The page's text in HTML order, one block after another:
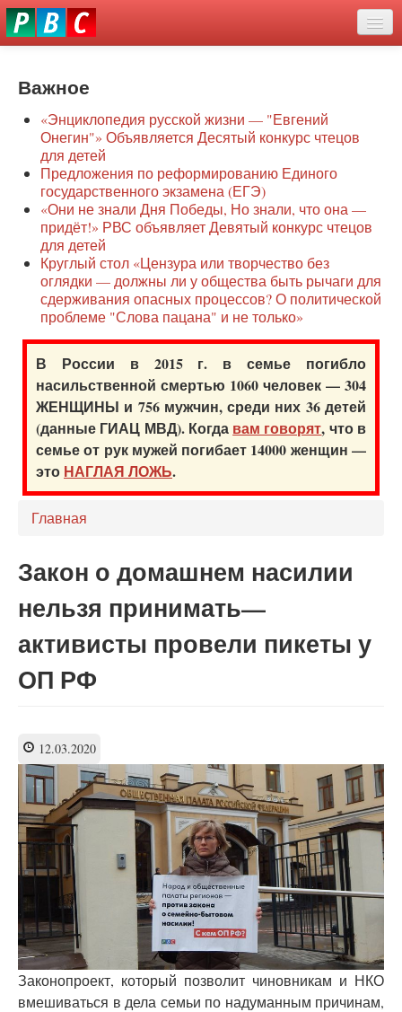
Перейти
к
О нас
Защита семей
Образование
Наше сопротивление
Регионы
Видео
Важное
«Энциклопедия русской жизни — "Евгений
Онегин"» Объявляется Десятый конкурс чтецов
для детей
Предложения по реформированию Единого
государственного экзамена (ЕГЭ)
«Они не знали Дня Победы, Но знали, что она —
придёт!» РВС объявляет Девятый конкурс чтецов
для детей
Круглый стол «Цензура или творчество без
оглядки — должны ли у общества быть рычаги для
сдерживания опасных процессов? О политической
проблеме "Слова пацана" и не только»
В России в 2015 г. в семье погибло
насильственной смертью 1060 человек — 304
ЖЕНЩИНЫ и 756 мужчин, среди них 36 детей
(данные ГИАЦ МВД). Когда вам говорят, что в
семье от рук мужей погибает 14000 женщин —
это НАГЛАЯ ЛОЖЬ.
Главная
Закон о домашнем насилии
нельзя принимать—
активисты провели пикеты у
ОП РФ
12.03.2020
Законопроект, который позволит чиновникам и НКО
вмешиваться в дела семьи по надуманным причинам,